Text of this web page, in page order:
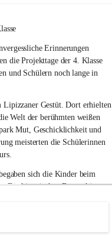
Erinnerungen
die Projekttage der 4. Klasse
und Schülern noch lange in
Lipizzaner Gestüt. Dort erhielten
Welt der berühmten weißen
Mut, Geschicklichkeit und
meisterten die Schülerinnen
sich die Kinder beim
Die historischen Bauernhäuser
Interesse entdeckte die 4.
auch so manche traditionelle